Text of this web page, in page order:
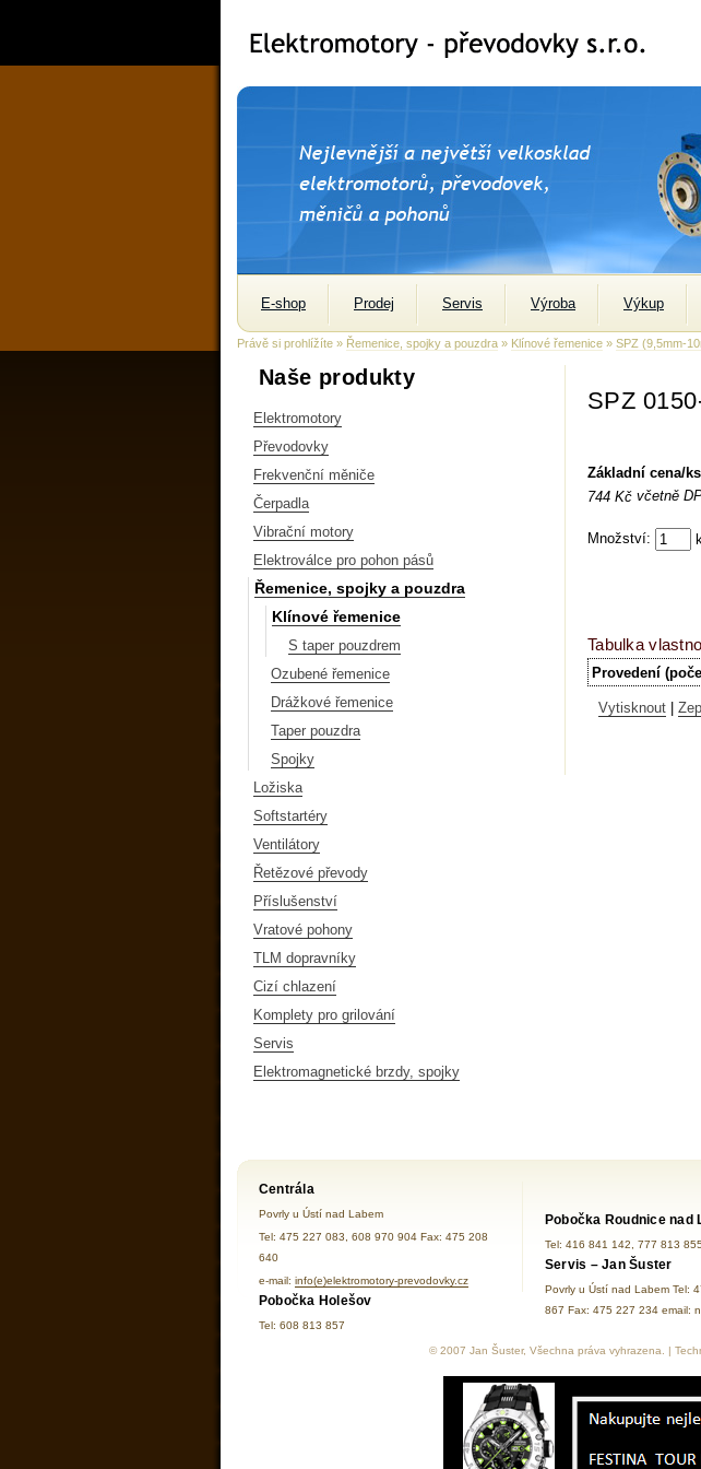
E-shop Prodej Servis Výroba Výkup
Právě si prohlížíte » Řemenice, spojky a pouzdra » Klínové řemenice » SPZ (9,5mm-
Naše produkty
Elektromotory
Převodovky
Frekvenční měniče
Čerpadla
Vibrační motory
Elektroválce pro pohon pásů
Řemenice, spojky a pouzdra
Klínové řemenice
S taper pouzdrem
Ozubené řemenice
Drážkové řemenice
Taper pouzdra
Spojky
Ložiska
Softstartéry
Ventilátory
Řetězové převody
Příslušenství
Vratové pohony
TLM dopravníky
Cizí chlazení
Komplety pro grilování
Servis
Elektromagnetické brzdy, spojky
SPZ
Základní cena/
744 Kč včetně
Množství:
Tabulka
Provedení
Vytisknout
Centrála
Povrly u Ústí nad Labem
Tel: 475 227 083, 608 970 904 Fax: 475 208
640
e-mail: info(e)elektromotory-prevodovky.cz
Pobočka Holešov
Tel: 608 813 857
Pobočka Roudnice nad
Tel: 416 841 142, 777 813
Servis – Jan Šuster
Povrly u Ústí nad Labem Tel:
867 Fax: 475 227 234 email:
© 2007 Jan Šuster, Všechna práva vyhrazena. |